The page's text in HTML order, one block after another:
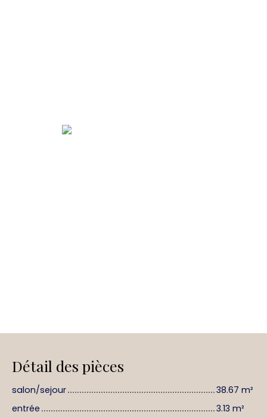
Détail des pièces
salon/sejour
38.67 m²
entrée
3.13 m²